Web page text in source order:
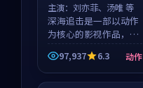
主演： 刘亦菲、汤唯 等
深海追击是一部以动作
为核心的影视作品，围
绕危机、反转与人物成
长展开，整体节奏紧
凑，值得推荐观看。
97,937 6.3 动作